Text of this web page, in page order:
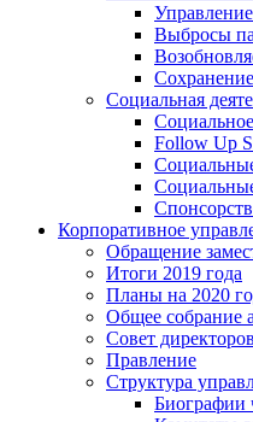
Выбросы
Социальная
Follow Up
Корпоративное
Обращение
Итоги 2019 года
Планы на 2020
Общее собрание
Совет директоров
Правление
Структура
Биографии